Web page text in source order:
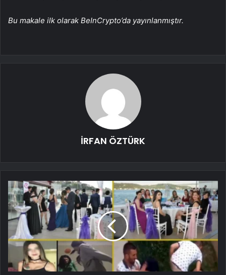
Bu makale ilk olarak BeInCrypto’da yayınlanmıştır.
İRFAN ÖZTÜRK